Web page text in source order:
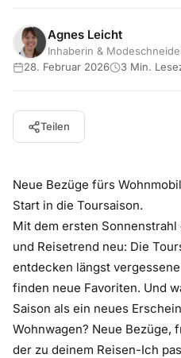
Agnes Leicht
Inhaberin &
28. Februar 2026
3 Min.
Teilen
Neue Bezüge fürs
Start in die Toursaison.
Mit dem ersten
und Reisetrend neu: Die
entdecken längst
finden neue Favoriten. Und
Saison als ein neues
Wohnwagen? Neue Bezüge,
der zu deinem Reisen-Ich